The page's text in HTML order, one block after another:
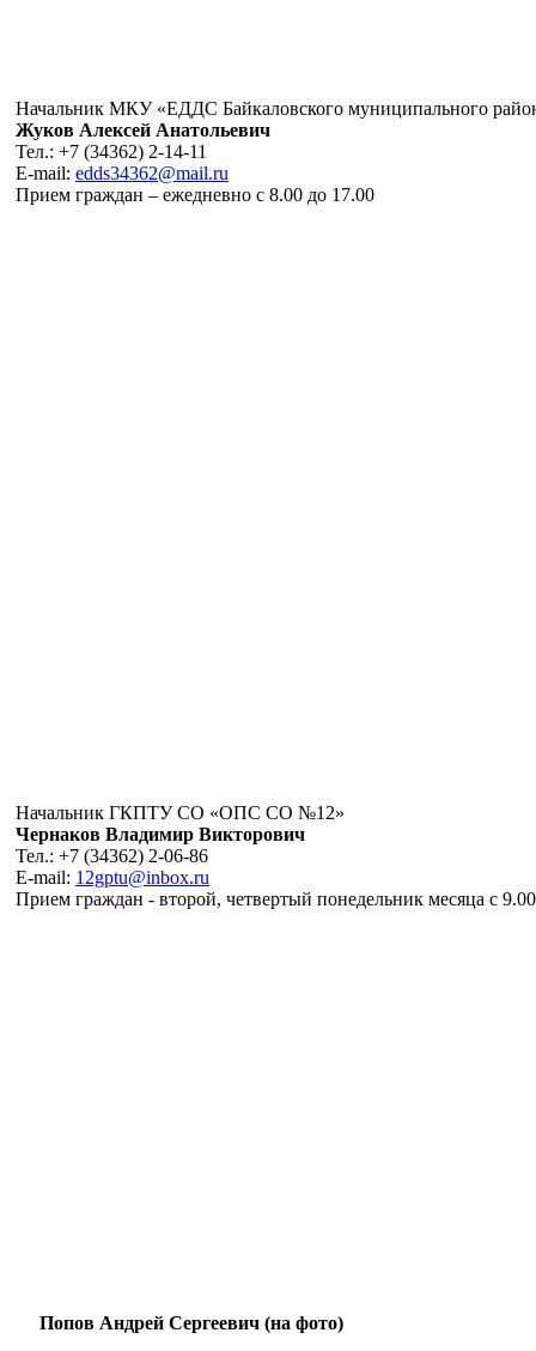
Начальник МКУ «ЕДДС Байкаловского муниципального
Жуков Алексей Анатольевич
Тел.: +7 (34362) 2-14-11
E-mail: edds34362@mail.ru
Прием граждан – ежедневно с 8.00 до 17.00
Начальник ГКПТУ СО «ОПС СО №12»
Чернаков Владимир Викторович
Тел.: +7 (34362) 2-06-86
E-mail: 12gptu@inbox.ru
Прием граждан - второй, четвертый понедельник месяца с
Попов Андрей Сергеевич (на фото)